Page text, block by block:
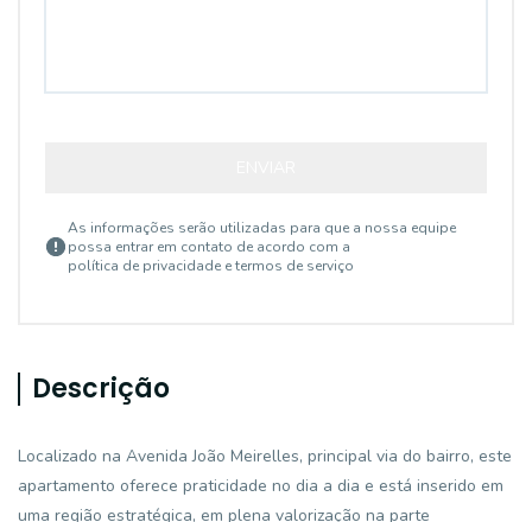
As informações serão utilizadas para que a nossa equipe
possa entrar em contato de acordo com a
política de privacidade e termos de serviço
Descrição
Localizado na Avenida João Meirelles, principal via do bairro, este
apartamento oferece praticidade no dia a dia e está inserido em
uma região estratégica, em plena valorização na parte